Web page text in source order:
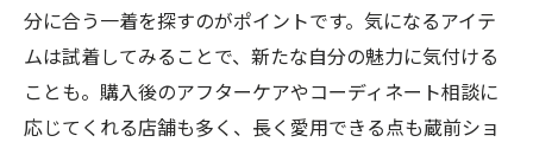
分に合う一着を探すのがポイントです。気になるアイテ
ムは試着してみることで、新たな自分の魅力に気付ける
ことも。購入後のアフターケアやコーディネート相談に
応じてくれる店舗も多く、長く愛用できる点も蔵前ショ